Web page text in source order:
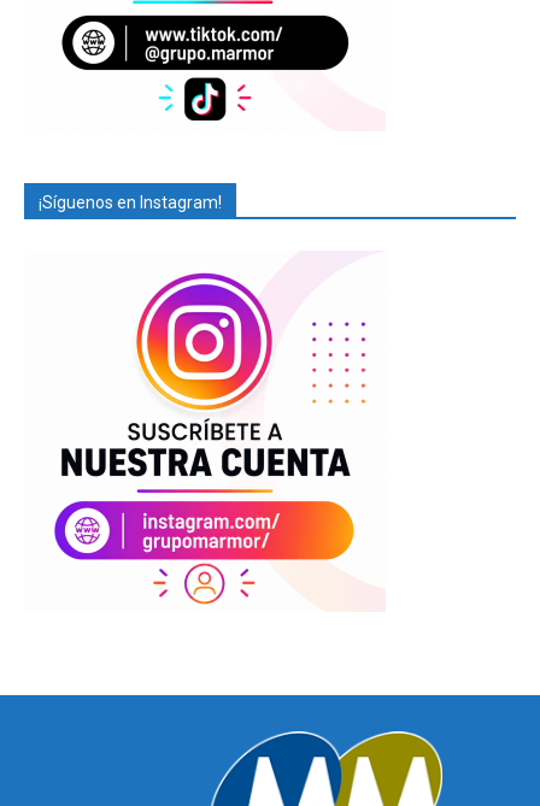
¡Síguenos en Instagram!